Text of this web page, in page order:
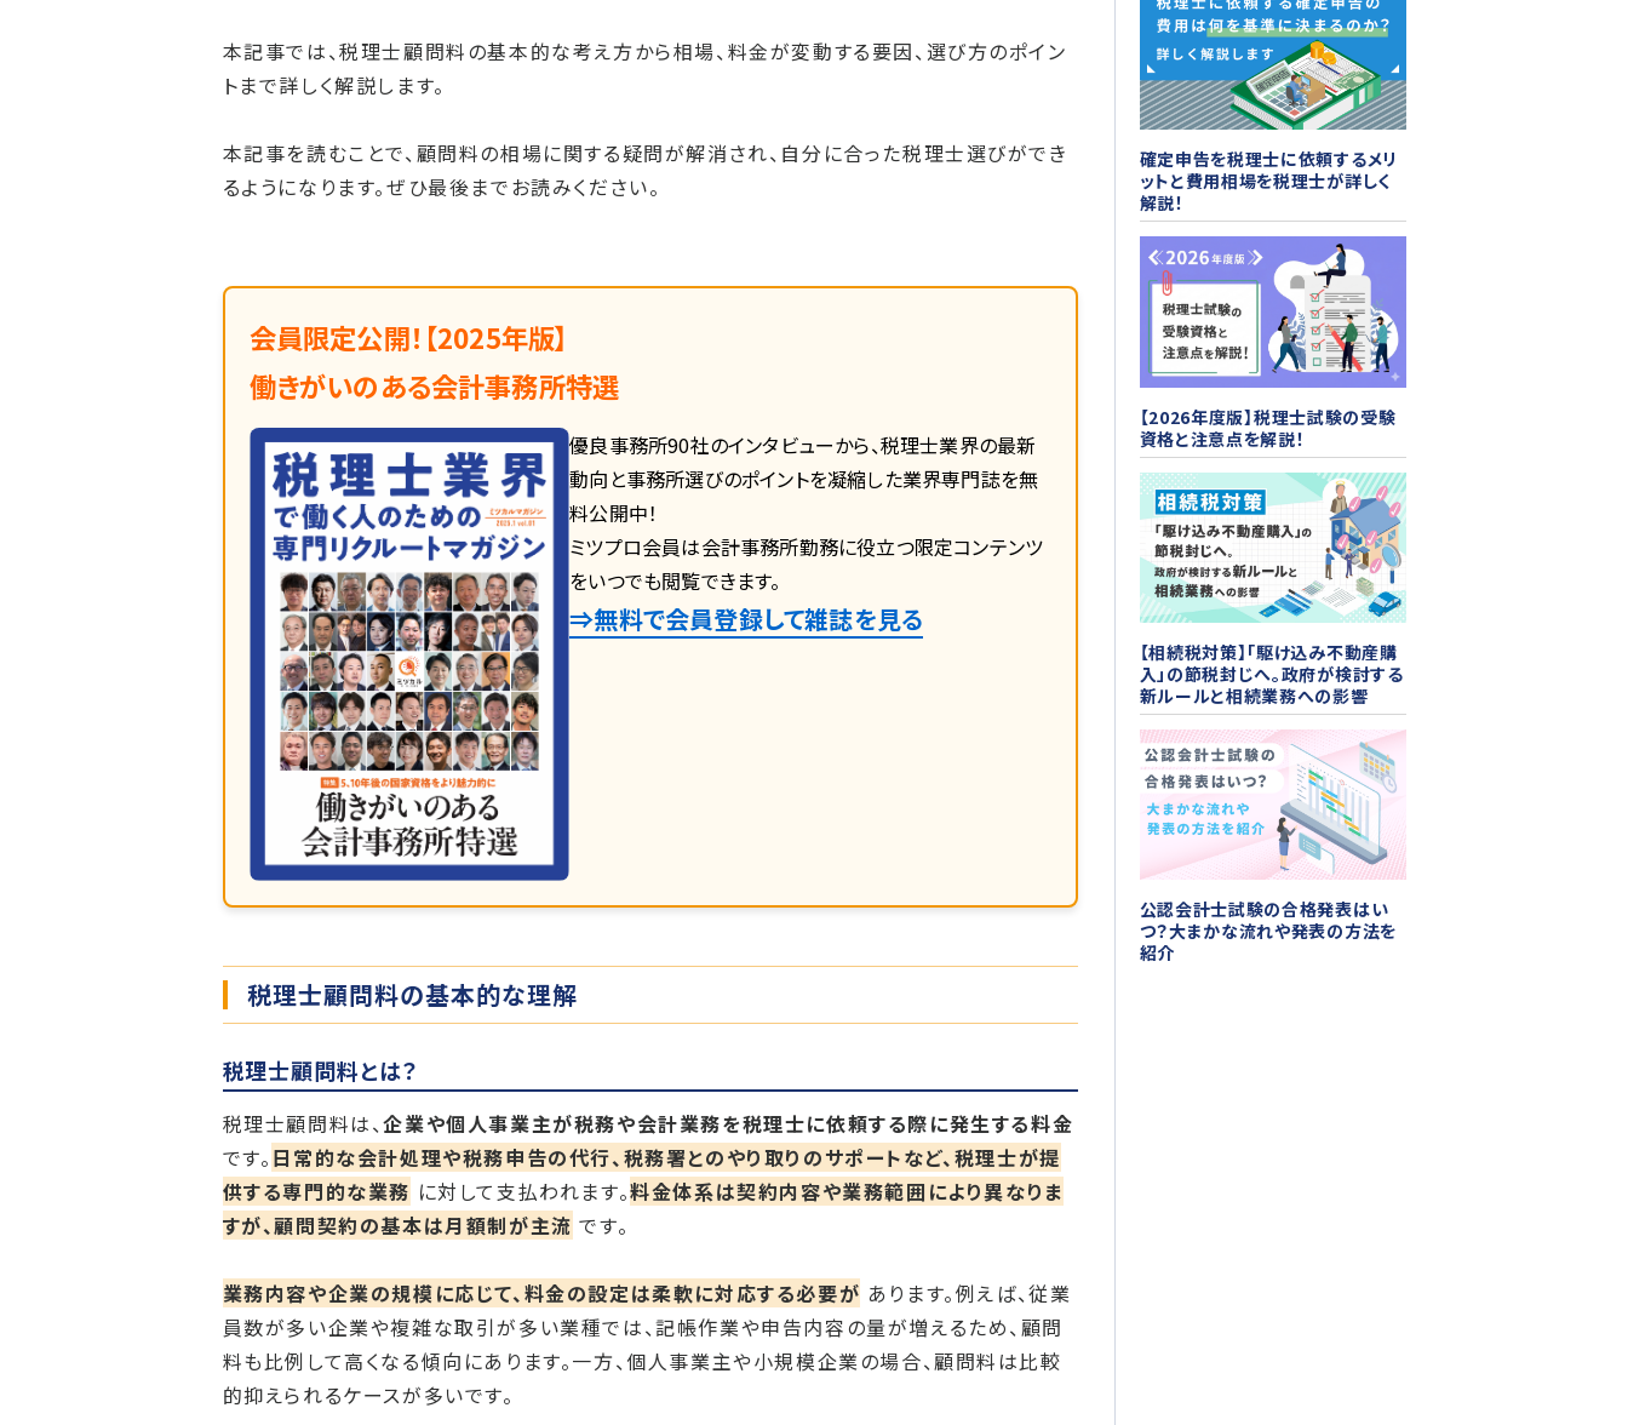
確定申告を税理士に依頼するメリ
ットと費用相場を税理士が詳しく
解説！
【2026年度版】税理士試験の受験
資格と注意点を解説！
【相続税対策】「駆け込み不動産購
入」の節税封じへ。政府が検討する
新ルールと相続業務への影響
公認会計士試験の合格発表はい
つ？大まかな流れや発表の方法を
紹介
本記事では、税理士顧問料の基本的な考え方から相場、料金が変動する要因、選び方のポイン
トまで詳しく解説します。
本記事を読むことで、顧問料の相場に関する疑問が解消され、自分に合った税理士選びができ
るようになります。ぜひ最後までお読みください。
会員限定公開！【2025年版】
働きがいのある会計事務所特選
優良事務所90社のインタビューから、税理士業界の最新
動向と事務所選びのポイントを凝縮した業界専門誌を無
料公開中！
ミツプロ会員は会計事務所勤務に役立つ限定コンテンツ
をいつでも閲覧できます。
⇒無料で会員登録して雑誌を見る
税理士顧問料の基本的な理解
税理士顧問料とは？
税理士顧問料は、企業や個人事業主が税務や会計業務を税理士に依頼する際に発生する料金
です。 日常的な会計処理や税務申告の代行、税務署とのやり取りのサポートなど、税理士が提
供する専門的な業務 に対して支払われます。料金体系は契約内容や業務範囲により異なりま
すが、顧問契約の基本は月額制が主流 です。
業務内容や企業の規模に応じて、料金の設定は柔軟に対応する必要が あります。例えば、従業
員数が多い企業や複雑な取引が多い業種では、記帳作業や申告内容の量が増えるため、顧問
料も比例して高くなる傾向にあります。一方、個人事業主や小規模企業の場合、顧問料は比較
的抑えられるケースが多いです。